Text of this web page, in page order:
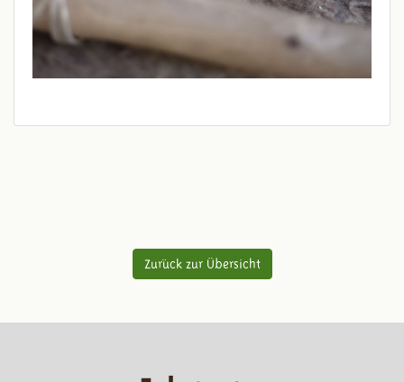
Zurück zur Übersicht